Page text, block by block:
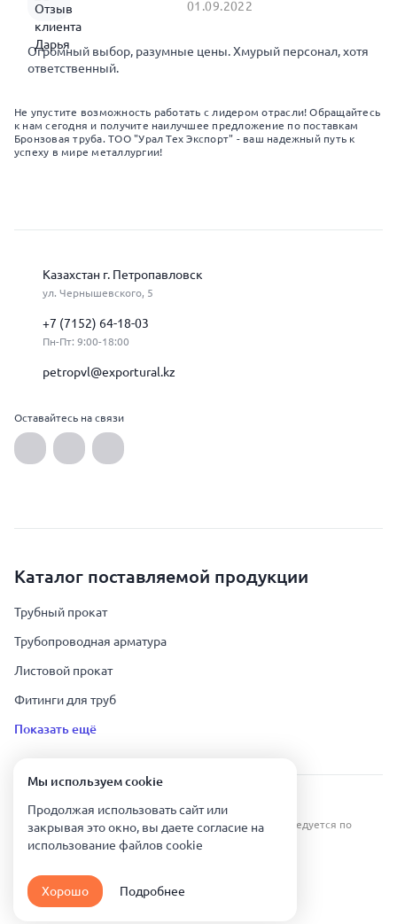
01.09.2022
Огромный выбор, разумные цены. Хмурый персонал, хотя
ответственный.
Не упустите возможность работать с лидером отрасли! Обращайтесь
к нам сегодня и получите наилучшее предложение по поставкам
Бронзовая труба. ТОО "Урал Тех Экспорт" - ваш надежный путь к
успеху в мире металлургии!
Казахстан г. Петропавловск
ул. Чернышевского, 5
+7 (7152) 64-18-03
Пн-Пт: 9:00-18:00
petropvl@exportural.kz
Оставайтесь на связи
Каталог поставляемой продукции
Трубный прокат
Трубопроводная арматура
Листовой прокат
Фитинги для труб
Показать ещё
Урал Тех Экспорт — Казахстан © 2019-
Все права защищены. Копирование информации преследуется по
Карта сайта
Политика конфиденциальности
Мы используем сookie
Продолжая использовать сайт или
закрывая это окно, вы даете согласие на
использование файлов сookie
Хорошо Подробнее